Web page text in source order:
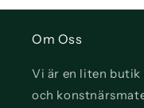
Om Oss
Vi är en liten butik
och